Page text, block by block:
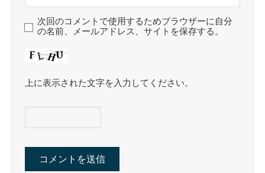
次回のコメントで使用するためブラウザーに自分
の名前、メールアドレス、サイトを保存する。
上に表示された文字を入力してください。